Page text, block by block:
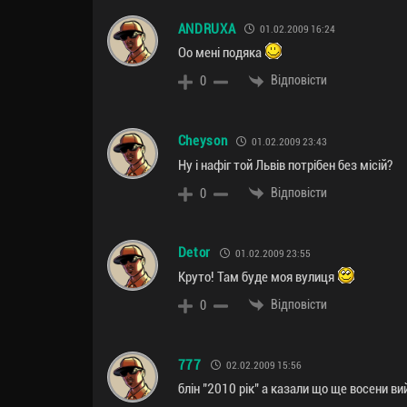
ANDRUXA 01.02.2009 16:24
Оо мені подяка
0 Відповісти
Cheyson 01.02.2009 23:43
Ну і нафіг той Львів потрібен без місій?
0 Відповісти
Detor 01.02.2009 23:55
Круто! Там буде моя вулиця
0 Відповісти
777 02.02.2009 15:56
блін "2010 рік" а казали що ще восени